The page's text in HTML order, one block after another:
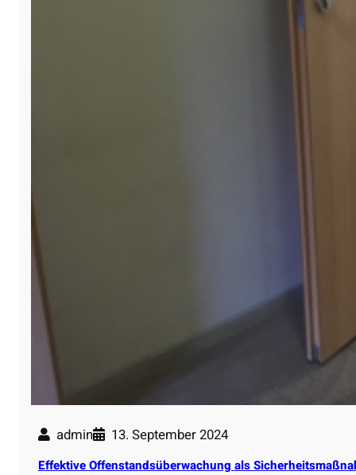
admin 13. September 2024
Effektive Offenstandsüberwachung als